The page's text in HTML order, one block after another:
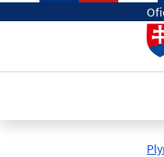
Preskočiť na hlavný obsah